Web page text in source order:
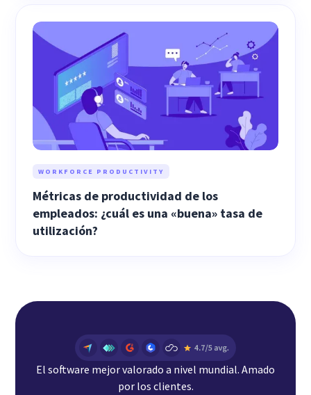
WORKFORCE PRODUCTIVITY
Métricas de productividad de los
empleados: ¿cuál es una «buena» tasa de
utilización?
El software mejor valorado a nivel mundial. Amado
por los clientes.